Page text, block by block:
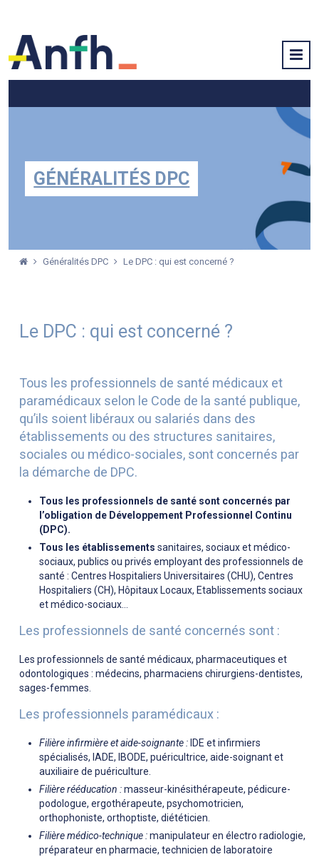
GÉNÉRALITÉS DPC
Généralités DPC Le DPC : qui est concerné ?
Le DPC : qui est concerné ?
Tous les professionnels de santé médicaux et
paramédicaux selon le Code de la santé publique,
qu’ils soient libéraux ou salariés dans des
établissements ou des structures sanitaires,
sociales ou médico-sociales, sont concernés par
la démarche de DPC.
Tous les professionnels de santé sont concernés par
l’obligation de Développement Professionnel Continu
(DPC).
Tous les établissements sanitaires, sociaux et médico-
sociaux, publics ou privés employant des professionnels de
santé : Centres Hospitaliers Universitaires (CHU), Centres
Hospitaliers (CH), Hôpitaux Locaux, Etablissements sociaux
et médico-sociaux…
Les professionnels de santé concernés sont :
Les professionnels de santé médicaux, pharmaceutiques et
odontologiques : médecins, pharmaciens chirurgiens-dentistes,
sages-femmes.
Les professionnels paramédicaux :
Filière infirmière et aide-soignante : IDE et infirmiers
spécialisés, IADE, IBODE, puéricultrice, aide-soignant et
auxiliaire de puériculture.
Filière rééducation :masseur-kinésithérapeute, pédicure-
podologue, ergothérapeute, psychomotricien,
orthophoniste, orthoptiste, diététicien.
Filière médico-technique :manipulateur en électro radiologie,
préparateur en pharmacie, technicien de laboratoire